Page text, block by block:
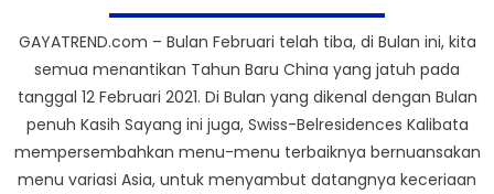
GAYATREND.com – Bulan Februari telah tiba, di Bulan ini, kita
semua menantikan Tahun Baru China yang jatuh pada
tanggal 12 Februari 2021. Di Bulan yang dikenal dengan Bulan
penuh Kasih Sayang ini juga, Swiss-Belresidences Kalibata
mempersembahkan menu-menu terbaiknya bernuansakan
menu variasi Asia, untuk menyambut datangnya keceriaan